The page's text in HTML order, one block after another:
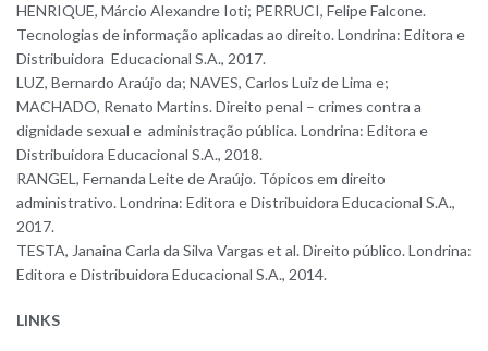
HENRIQUE, Márcio Alexandre Ioti; PERRUCI, Felipe Falcone.
Tecnologias de informação aplicadas ao direito. Londrina: Editora e
Distribuidora Educacional S.A., 2017.
LUZ, Bernardo Araújo da; NAVES, Carlos Luiz de Lima e;
MACHADO, Renato Martins. Direito penal – crimes contra a
dignidade sexual e administração pública. Londrina: Editora e
Distribuidora Educacional S.A., 2018.
RANGEL, Fernanda Leite de Araújo. Tópicos em direito
administrativo. Londrina: Editora e Distribuidora Educacional S.A.,
2017.
TESTA, Janaina Carla da Silva Vargas et al. Direito público. Londrina:
Editora e Distribuidora Educacional S.A., 2014.
LINKS